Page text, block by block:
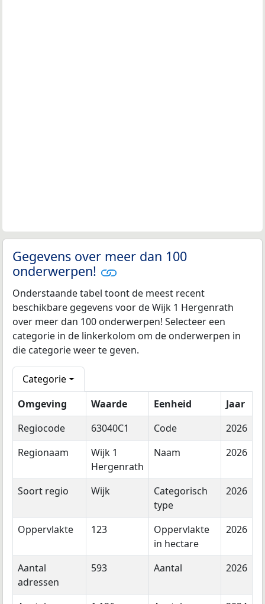
Gegevens over meer dan 100
onderwerpen!
Onderstaande tabel toont de meest recent
beschikbare gegevens voor de Wijk 1 Hergenrath
over meer dan 100 onderwerpen! Selecteer een
categorie in de linkerkolom om de onderwerpen in
die categorie weer te geven.
Categorie
Omgeving
Waarde Eenheid
Jaar
Regiocode
63040C1 Code
2026
Regionaam
Wijk 1
Hergenrath
Naam 2026
Soort regio Wijk
Categorisch
type
2026
Oppervlakte 123
Oppervlakte
in hectare
2026
Aantal
adressen
593 Aantal 2026